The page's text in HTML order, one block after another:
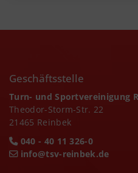
Geschäftsstelle
Turn- und Sportvereinigung
Theodor-Storm-Str. 22
21465 Reinbek
040 - 40 11 326-0
info@tsv-reinbek.de